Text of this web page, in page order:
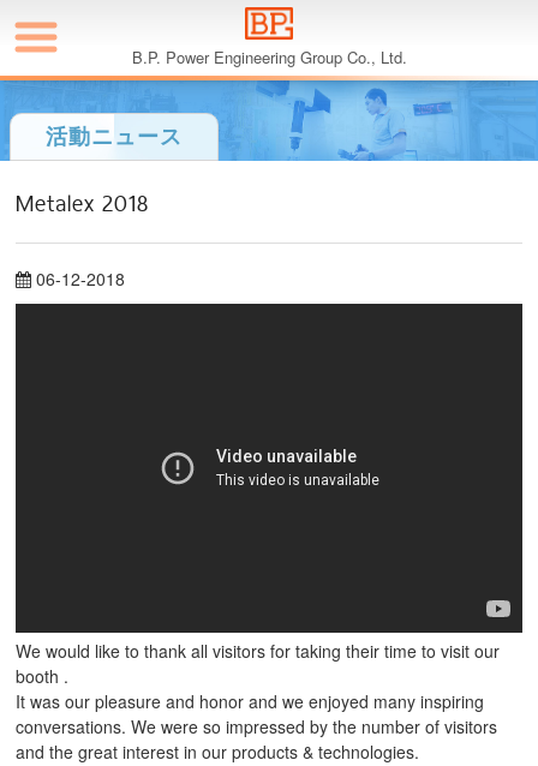
B.P. Power Engineering Group Co., Ltd.
活動ニュース
Metalex 2018
06-12-2018
We would like to thank all visitors for taking their time to visit our
booth .
It was our pleasure and honor and we enjoyed many inspiring
conversations. We were so impressed by the number of visitors
and the great interest in our products & technologies.